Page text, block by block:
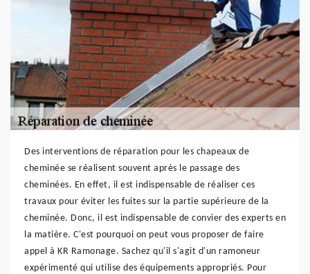
Des interventions de réparation pour les chapeaux de
cheminée se réalisent souvent après le passage des
cheminées. En effet, il est indispensable de réaliser ces
travaux pour éviter les fuites sur la partie supérieure de la
cheminée. Donc, il est indispensable de convier des experts en
la matière. C'est pourquoi on peut vous proposer de faire
appel à KR Ramonage. Sachez qu'il s'agit d'un ramoneur
expérimenté qui utilise des équipements appropriés. Pour